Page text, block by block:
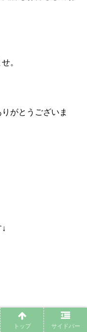
。
がとうございま
トップ サイドバー